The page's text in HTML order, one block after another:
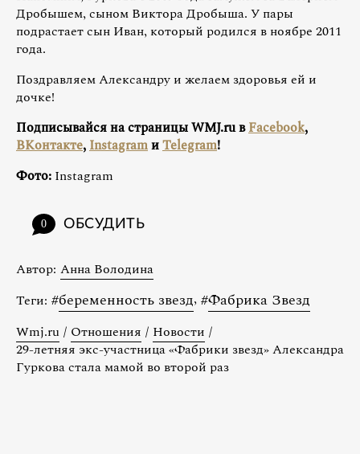
Дробышем, сыном Виктора Дробыша. У пары
подрастает сын Иван, который родился в ноябре 2011
года.
Поздравляем Александру и желаем здоровья ей и
дочке!
Подписывайся на страницы WMJ.ru вFacebook,
ВКонтакте,InstagramиTelegram!
Фото: Instagram
0 ОБСУДИТЬ
Автор: Анна Володина
Теги: #беременность звезд, #Фабрика Звезд
Wmj.ru / Отношения / Новости /
29-летняя экс-участница «Фабрики звезд» Александра
Гуркова стала мамой во второй раз